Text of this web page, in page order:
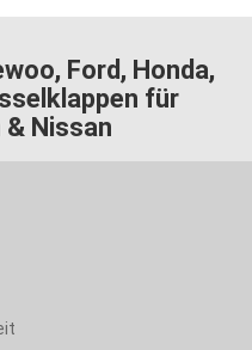
Ford, Honda,
für
Nissan